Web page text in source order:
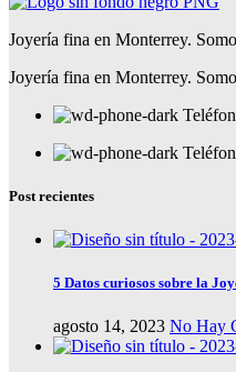
Joyería fina en Monterrey.
Joyería fina en Monterrey.
Post recientes
5 Datos curiosos sobre la
agosto 14, 2023 No Hay